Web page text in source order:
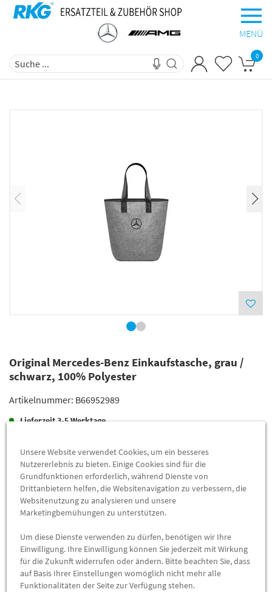
MENÜ
0
Original Mercedes-Benz Einkaufstasche, grau /
schwarz, 100% Polyester
Artikelnummer: B66952989
Lieferzeit3-5 Werktage
Lieferung
Preis inkl.19%MwSt.
Versandkostenfrei
Abholung
Preis inkl.
MwSt.
Abholbar andiesen Standorten
-
Unsere Website verwendet Cookies, um ein besseres
Nutzererlebnis zu bieten. Einige Cookies sind für die
Grundfunktionen erforderlich, während Dienste von
Drittanbietern helfen, die Websitenavigation zu verbessern, die
Websitenutzung zu analysieren und unsere
Marketingbemühungen zu unterstützen.
Um diese Dienste verwenden zu dürfen, benötigen wir Ihre
Einwilligung. Ihre Einwilligung können Sie jederzeit mit Wirkung
für die Zukunft widerrufen oder ändern. Bitte beachten Sie, dass
auf Basis Ihrer Einstellungen womöglich nicht mehr alle
Funktionalitäten der Seite zur Verfügung stehen.